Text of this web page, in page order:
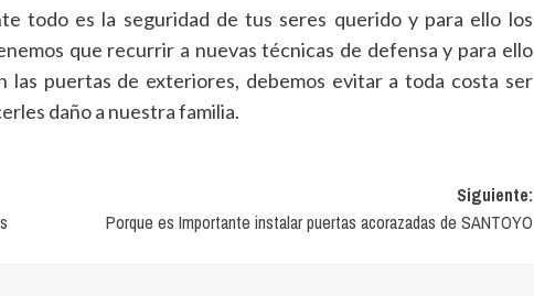
todo es la seguridad de tus seres querido y para ello los
que recurrir a nuevas técnicas de defensa y para ello
las puertas de exteriores, debemos evitar a toda costa ser
daño a nuestra familia.
Siguiente:
Porque es Importante instalar puertas acorazadas de SANTOYO